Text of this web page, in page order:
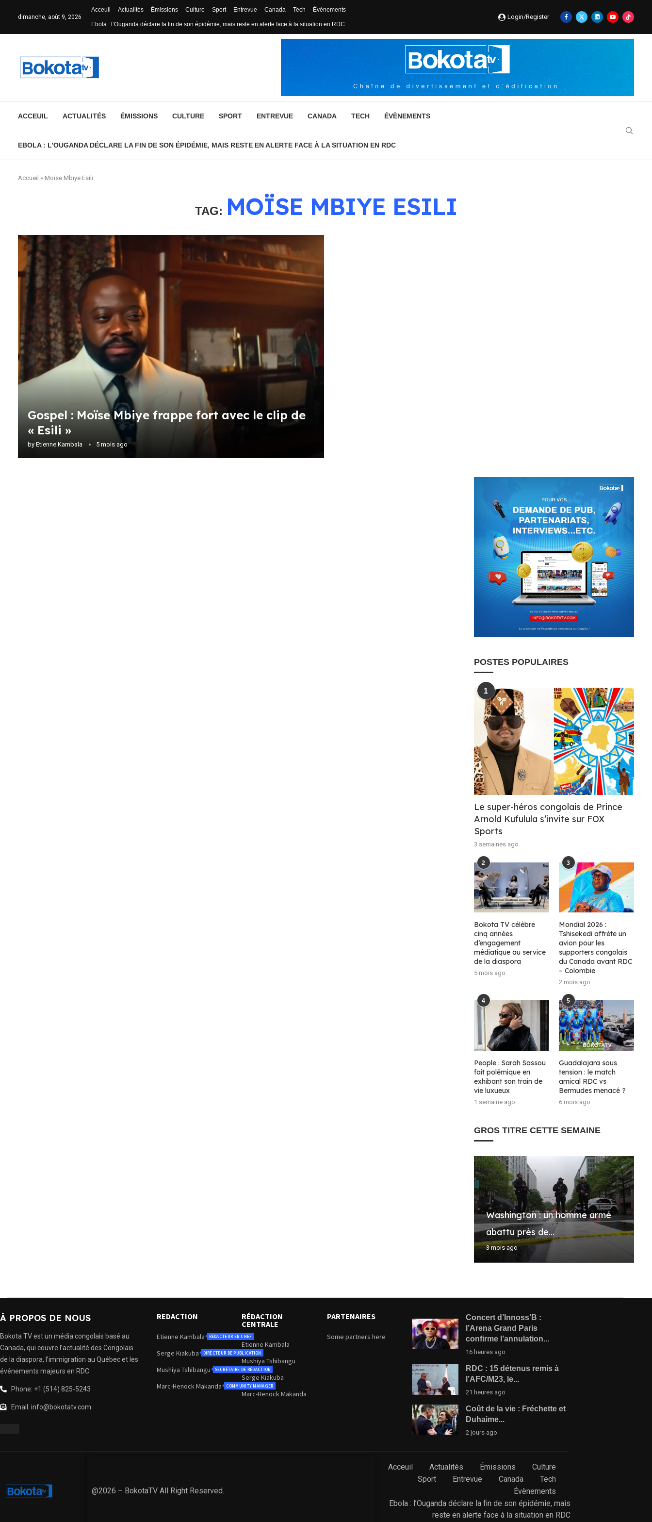
dimanche, août 9, 2026
Acceuil Actualités Émissions Culture Sport Entrevue Canada Tech Évènements
Ebola : l’Ouganda déclare la fin de son épidémie, mais reste en alerte face à la situation en RDC
Login/Register
ACCEUIL ACTUALITÉS ÉMISSIONS CULTURE SPORT ENTREVUE CANADA TECH ÉVÈNEMENTS
EBOLA : L’OUGANDA DÉCLARE LA FIN DE SON ÉPIDÉMIE, MAIS RESTE EN ALERTE FACE À LA SITUATION EN RDC
Accueil » Moïse Mbiye Esili
TAG: MOÏSE MBIYE ESILI
Gospel : Moïse Mbiye frappe fort avec le clip de
« Esili »
by Etienne Kambala 5 mois ago
POSTES POPULAIRES
1
Le super-héros congolais de Prince
Arnold Kufulula s’invite sur FOX
Sports
3 semaines ago
2
Bokota TV célèbre
cinq années
d’engagement
médiatique au service
de la diaspora
5 mois ago
3
Mondial 2026 :
Tshisekedi affrète un
avion pour les
supporters congolais
du Canada avant RDC
– Colombie
2 mois ago
4
People : Sarah Sassou
fait polémique en
exhibant son train de
vie luxueux
1 semaine ago
5
Guadalajara sous
tension : le match
amical RDC vs
Bermudes menacé ?
6 mois ago
GROS TITRE CETTE SEMAINE
Washington : un homme armé
abattu près de...
3 mois ago
À PROPOS DE NOUS
Bokota TV est un média congolais basé au
Canada, qui couvre l’actualité des Congolais
de la diaspora, l’immigration au Québec et les
événements majeurs en RDC
Phone: +1 (514) 825-5243
Email: info@bokotatv.com
REDACTION
Etienne Kambala RÉDACTEUR EN CHEF
Serge Kiakuba DIRECTEUR DE PUBLICATION
Mushiya Tshibangu SECRÉTAIRE DE RÉDACTION
Marc-Henock Makanda COMMUNITY MANAGER
RÉDACTION
CENTRALE
Etienne Kambala
Mushiya Tshibangu
Serge Kiakuba
Marc-Henock Makanda
PARTENAIRES
Some partners here
Concert d’Innoss’B :
l’Arena Grand Paris
confirme l’annulation...
16 heures ago
RDC : 15 détenus remis à
l’AFC/M23, le...
21 heures ago
Coût de la vie : Fréchette et
Duhaime...
2 jours ago
@2026 – BokotaTV All Right Reserved.
Acceuil Actualités Émissions
Culture
Sport
Entrevue Canada
Tech
Évènements
Ebola : l’Ouganda déclare la fin de son épidémie, mais
reste en alerte face à la situation en RDC